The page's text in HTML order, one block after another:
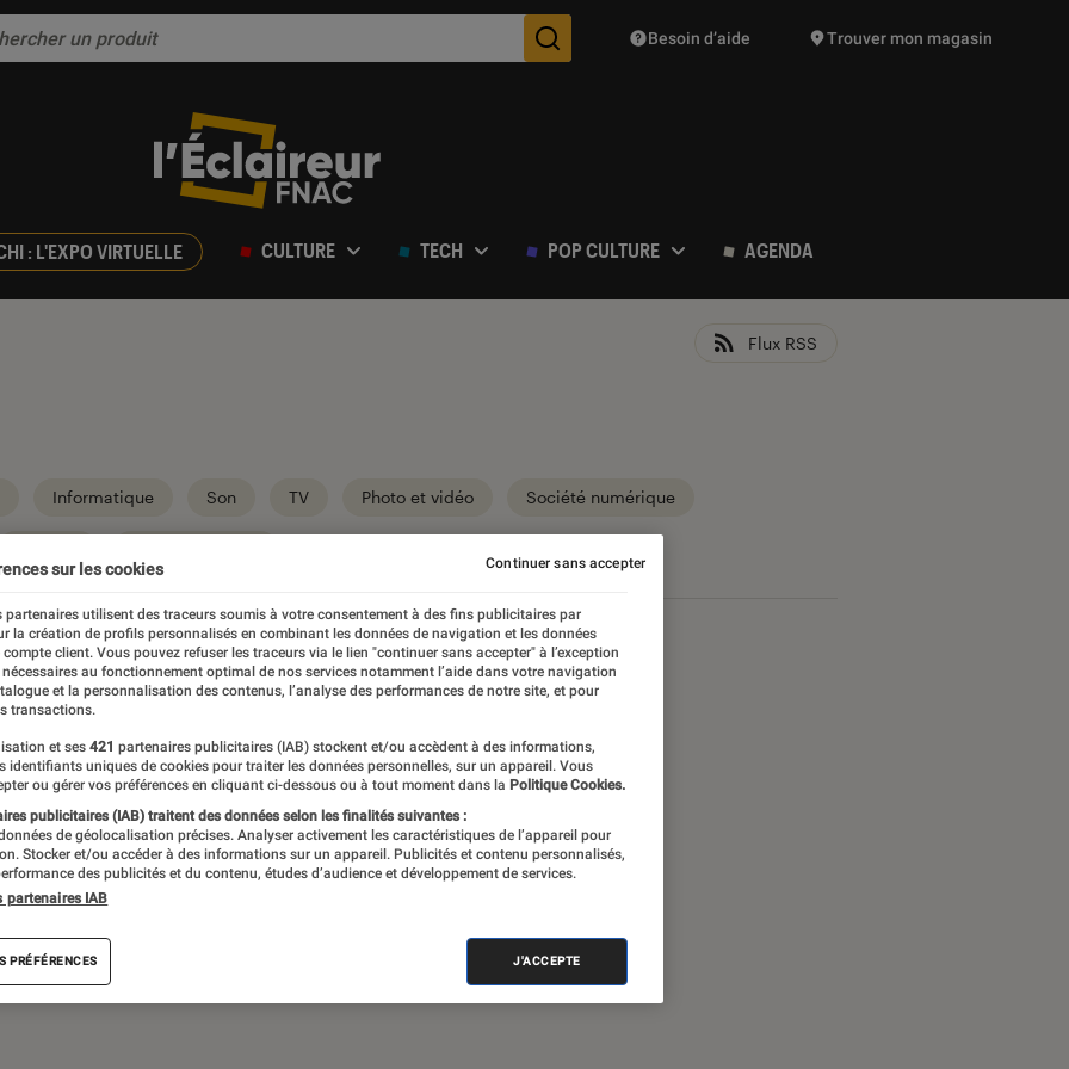
Des suggestions de produits vont vous être proposées
Besoin d’aide Trouver mon magasin
: L'EXPO VIRTUELLE CULTURE TECH POP CULTURE AGENDA
Flux RSS
Informatique Son TV Photo et vidéo Société numérique
audio, objets connectés… l’Éclaireur
l’actualité Tech décryptée, de nombreux
des tests de produits, réalisés par le
sur les cookies
partenaires utilisent des traceurs soumis à votre consentement à des fins publicitaires par
la création de profils personnalisés en combinant les données de navigation et les données
compte client. Vous pouvez refuser les traceurs via le lien "continuer sans accepter" à l’exception
au fonctionnement optimal de nos services notamment l’aide dans votre navigation
et la personnalisation des contenus, l’analyse des performances de notre site, et pour
transactions.
et ses 421 partenaires publicitaires (IAB) stockent et/ou accèdent à des informations,
identifiants uniques de cookies pour traiter les données personnelles, sur un appareil. Vous
ou gérer vos préférences en cliquant ci-dessous ou à tout moment dans la Politique Cookies.
publicitaires (IAB) traitent des données selon les finalités suivantes :
de géolocalisation précises. Analyser activement les caractéristiques de l’appareil pour
Stocker et/ou accéder à des informations sur un appareil. Publicités et contenu personnalisés,
des publicités et du contenu, études d’audience et développement de services.
partenaires IAB
PRÉFÉRENCES J'ACCEPTE
Continuer sans accepter